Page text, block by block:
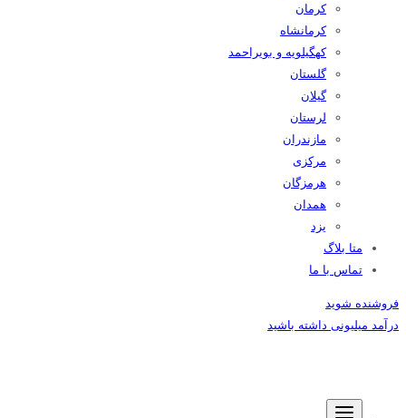
کرمان
کرمانشاه
کهگیلویه و بویراحمد
گلستان
گیلان
لرستان
مازندران
مرکزی
هرمزگان
همدان
یزد
متا بلاگ
تماس با ما
فروشنده شوید
درآمد میلیونی داشته باشید